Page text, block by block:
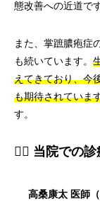
態改善への近道です
また、掌蹠膿疱症
も続いています。
えてきており、今
も期待されていま
す。
👨‍⚕️ 当院での
高桑康太 医師